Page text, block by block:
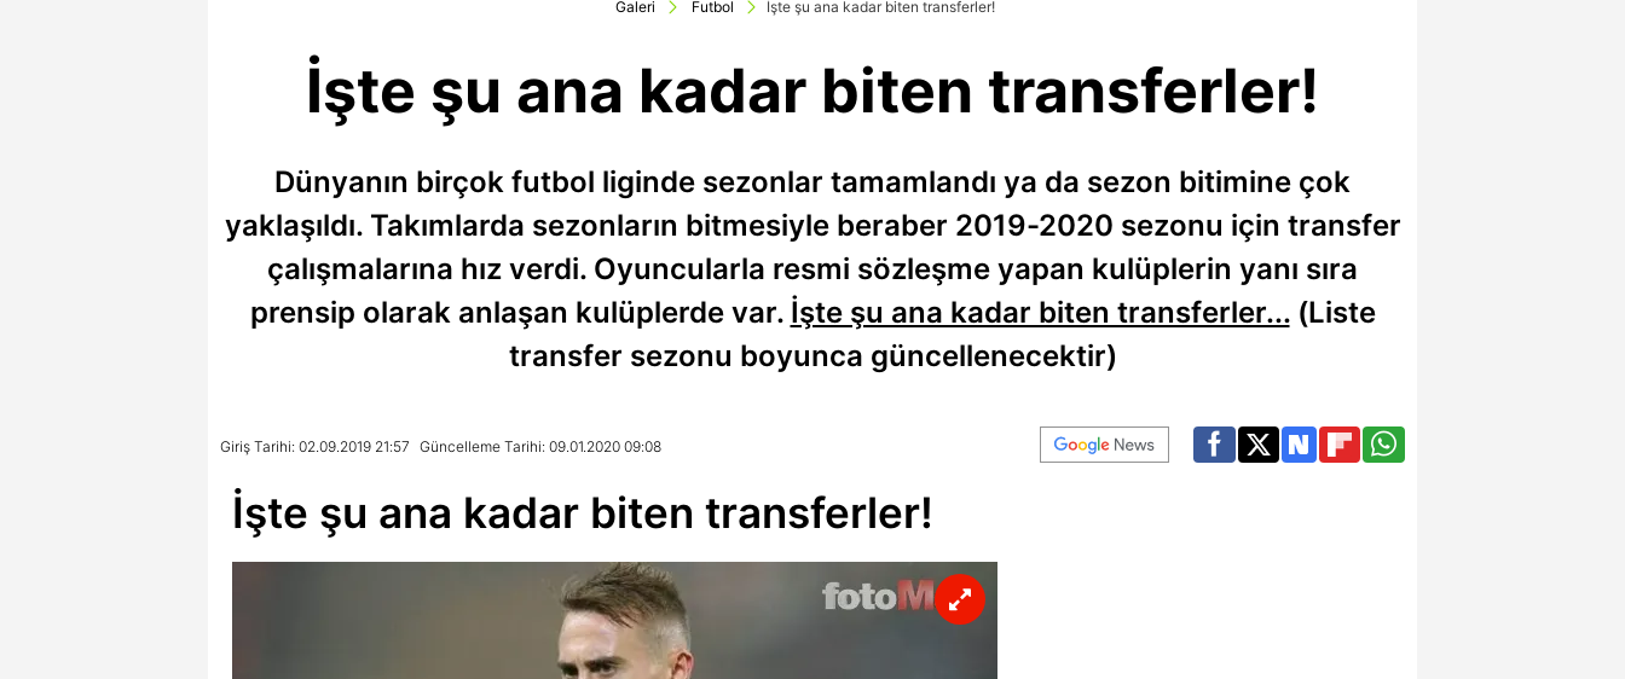
Galeri Futbol İşte şu ana kadar biten transferler!
İşte şu ana kadar biten transferler!
Dünyanın birçok futbol liginde sezonlar tamamlandı ya da sezon bitimine çok
yaklaşıldı. Takımlarda sezonların bitmesiyle beraber 2019-2020 sezonu için transfer
çalışmalarına hız verdi. Oyuncularla resmi sözleşme yapan kulüplerin yanı sıra
prensip olarak anlaşan kulüplerde var. İşte şu ana kadar biten transferler...(Liste
transfer sezonu boyunca güncellenecektir)
Giriş Tarihi: 02.09.2019 21:57 Güncelleme Tarihi: 09.01.2020 09:08
İşte şu ana kadar biten transferler!